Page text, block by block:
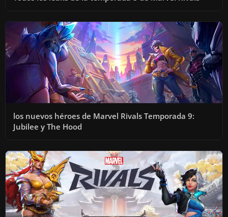
los nuevos héroes de Marvel Rivals Temporada 9:
Jubilee y The Hood